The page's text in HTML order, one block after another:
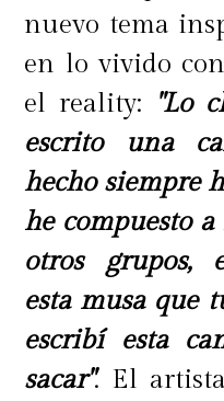
nuevo tema
en lo vivido
el reality: "Lo
escrito una
hecho siempre
he compuesto
otros grupos,
esta musa que
escribí esta
sacar". El